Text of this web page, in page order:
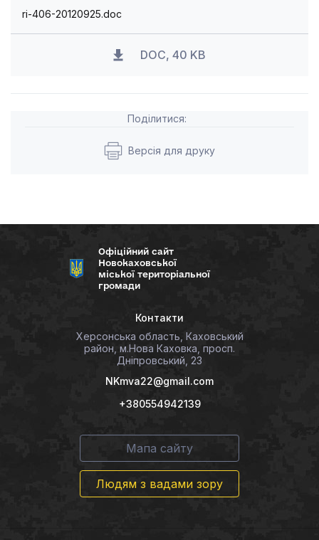
ri-406-20120925.doc
DOC, 40 KB
Поділитися:
Версія для друку
Офіційний сайт
Новокаховської
міської територіальної
громади
Контакти
Херсонська область, Каховський
район, м.Нова Каховка, просп.
Дніпровський, 23
NKmva22@gmail.com
+380554942139
Мапа сайту
Людям з вадами зору